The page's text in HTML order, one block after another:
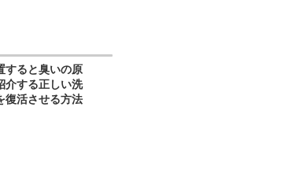
すると臭いの原
する正しい洗
復活させる方法